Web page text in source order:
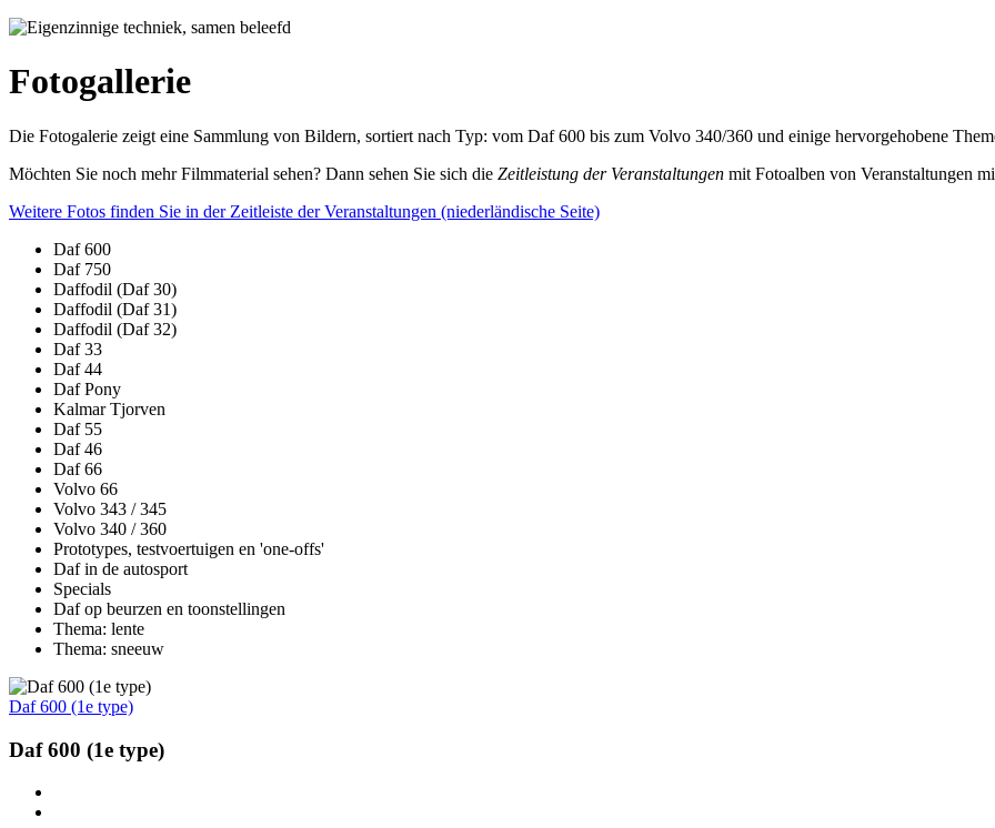
Fotogallerie
Die Fotogalerie zeigt eine Sammlung von Bildern, sortiert nach Typ: vom Daf 600 bis zum Volvo 340/360 und einige hervorgehobene
Möchten Sie noch mehr Filmmaterial sehen? Dann sehen Sie sich die Zeitleistung der Veranstaltungen mit Fotoalben von Veranstaltungen
Weitere Fotos finden Sie in der Zeitleiste der Veranstaltungen (niederländische Seite)
Daf 600
Daf 750
Daffodil (Daf 30)
Daffodil (Daf 31)
Daffodil (Daf 32)
Daf 33
Daf 44
Daf Pony
Kalmar Tjorven
Daf 55
Daf 46
Daf 66
Volvo 66
Volvo 343 / 345
Volvo 340 / 360
Prototypes, testvoertuigen en 'one-offs'
Daf in de autosport
Specials
Daf op beurzen en toonstellingen
Thema: lente
Thema: sneeuw
Daf 600 (1e type)
Daf 600 (1e type)